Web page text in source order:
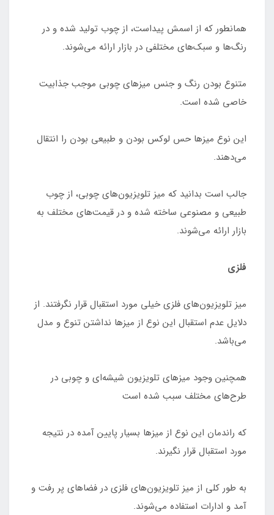
همانطور که از اسمش پیداست، از چوب تولید شده و در
رنگ‌ها و سبک‌های مختلفی در بازار ارائه می‌شوند.
متنوع بودن رنگ و جنس میزهای چوبی موجب جذابیت
خاصی شده است.
این نوع میزها حس لوکس بودن و طبیعی بودن را انتقال
می‌دهند.
جالب است بدانید که میز تلویزیون‌های چوبی، از چوب
طبیعی و مصنوعی ساخته شده و در قیمت‌های مختلف به
بازار ارائه می‌شوند.
فلزی
میز تلویزیون‌های فلزی خیلی مورد استقبال قرار نگرفتند. از
دلایل عدم استقبال این نوع از میزها نداشتن تنوع و مدل
می‌باشد.
همچنین وجود میزهای تلویزیون شیشه‌ای و چوبی در
طرح‌های مختلف سبب شده است
که راندمان این نوع از میزها بسیار پایین آمده در نتیجه
مورد استقبال قرار نگیرند.
به طور کلی از میز تلویزیون‌های فلزی در فضاهای پر رفت و
آمد و ادارات استفاده می‌شوند.